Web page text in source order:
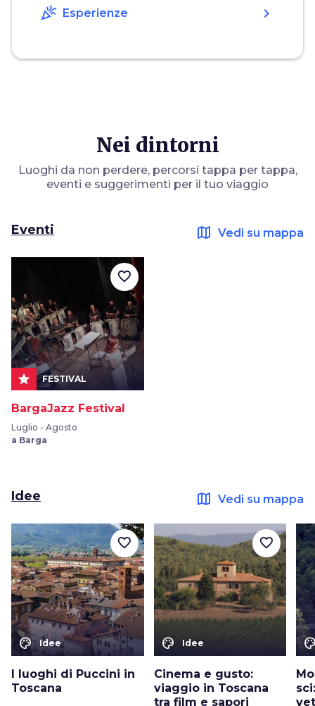
celebration Esperienze chevron_right
Nei dintorni
Luoghi da non perdere, percorsi tappa per tappa,
eventi e suggerimenti per il tuo viaggio
Eventi map Vedi su mappa
star FESTIVAL
BargaJazz Festival
Luglio - Agosto
a Barga
favorite_border
Idee map Vedi su mappa
color_lens Idee
I luoghi di Puccini in
Toscana
favorite_border
color_lens Idee
Cinema e gusto:
viaggio in Toscana
tra film e sapori
favorite_border